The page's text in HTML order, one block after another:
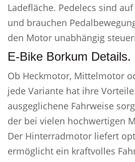
Ladefläche. Pedelecs sind
und brauchen
den Motor unabhängig
E-Bike Borkum Details.
Ob Heckmotor, Mittelmotor
jede Variante hat ihre
ausgeglichene Fahrweise
der bei vielen hochwertigen
Der Hinterradmotor liefert
ermöglicht ein kraftvolles